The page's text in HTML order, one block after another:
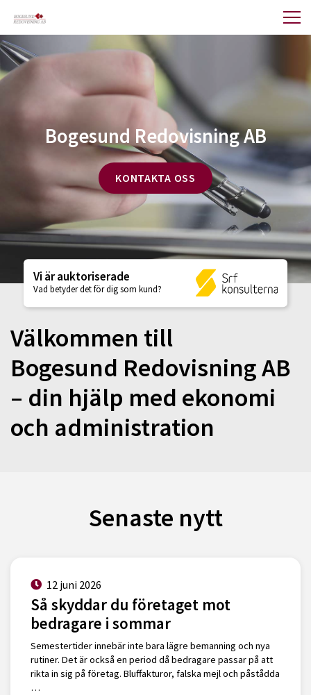
Bogesund Redovisning AB
KONTAKTA OSS
Vi är auktoriserade
Vad betyder det för dig som kund?
Välkommen till
Bogesund Redovisning AB
– din hjälp med ekonomi
och administration
Senaste nytt
12 juni 2026
Så skyddar du företaget mot
bedragare i sommar
Semestertider innebär inte bara lägre bemanning och nya
rutiner. Det är också en period då bedragare passar på att
rikta in sig på företag. Bluffakturor, falska mejl och påstådda
…